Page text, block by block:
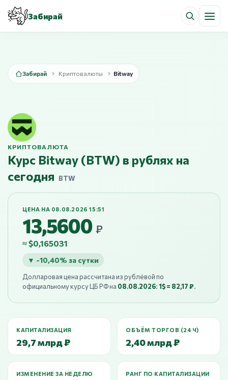
Забирай
Забирай Криптовалюты Bitway
КРИПТОВАЛЮТА
Курс Bitway (BTW) в рублях на
сегодня
BTW
ЦЕНА НА 08.08.2026 15:51
13,5600 ₽
≈ $0,165031
▼ -10,40% за сутки
Долларовая цена рассчитана из рублёвой по
официальному курсу ЦБ РФ на 08.08.2026:1$ = 82,17 ₽.
КАПИТАЛИЗАЦИЯ
29,7 млрд ₽
ОБЪЁМ ТОРГОВ (24 Ч)
2,40 млрд ₽
ИЗМЕНЕНИЕ ЗА НЕДЕЛЮ РАНГ ПО КАПИТАЛИЗАЦИИ